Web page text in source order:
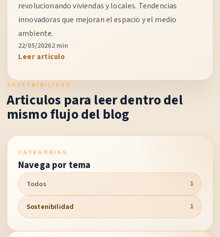
revolucionando viviendas y locales. Tendencias
innovadoras que mejoran el espacio y el medio
ambiente.
22/05/20262 min
Leer articulo
SOSTENIBILIDAD
Articulos para leer dentro del
mismo flujo del blog
CATEGORIAS
Navega por tema
Todos 1
Sostenibilidad 1